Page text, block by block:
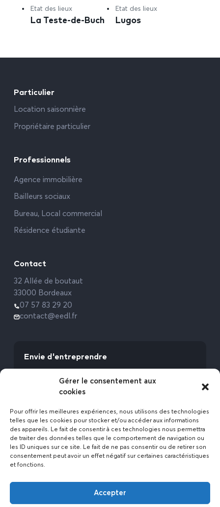
Gérer le consentement aux
cookies
Pour offrir les meilleures expériences, nous utilisons des technologies
telles que les cookies pour stocker et/ou accéder aux informations
des appareils. Le fait de consentir à ces technologies nous permettra
de traiter des données telles que le comportement de navigation ou
les ID uniques sur ce site. Le fait de ne pas consentir ou de retirer son
consentement peut avoir un effet négatif sur certaines caractéristiques
et fonctions.
Accepter
Etat des lieux
La Teste-de-Buch
Etat des lieux
Lugos
Particulier
Location saisonnière
Propriétaire particulier
Professionnels
Agence immobilière
Bailleurs sociaux
Bureau, Local commercial
Résidence étudiante
Contact
32 Allée de boutaut
33000 Bordeaux
07 57 83 29 20
contact@eedl.fr
Envie d'entreprendre
avec l’Expert Etat des Lieux !
Rejoignez-nous